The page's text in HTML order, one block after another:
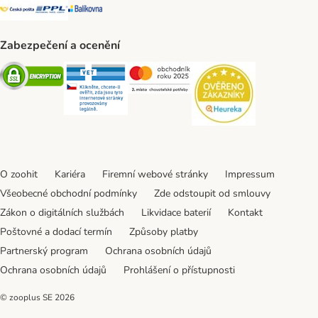
Česká pošta Shipping Method
PPL Shipping Method
Balíkovna Shipping Method
Zabezpečení a ocenění
Security Security Security
O zoohit Kariéra Firemní webové stránky
Impressum
Všeobecné obchodní podmínky
Zde odstoupit od smlouvy
Zákon o digitálních službách
Likvidace baterií
Kontakt
Poštovné a dodací termín
Způsoby platby
Partnerský program
Ochrana osobních údajů
Ochrana osobních údajů
Prohlášení o přístupnosti
© zooplus SE 2026